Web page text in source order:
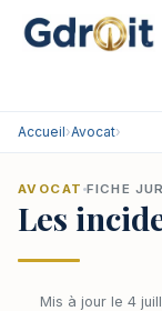
Accueil›Avocat›
AVOCAT FICHE
Les
Mis à jour le 4